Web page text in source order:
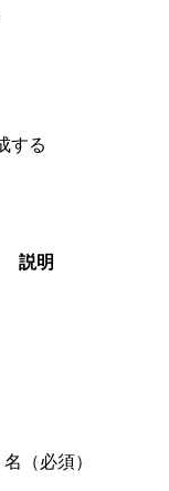
する
説明
（必須）